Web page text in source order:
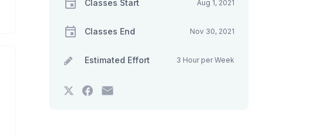
Classes Start Aug 1, 2021
Classes End Nov 30, 2021
Estimated Effort 3 Hour per Week
Tweet
thatPost
a Email
someone